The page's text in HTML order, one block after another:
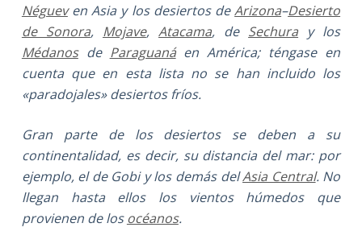
Négueven Asia y los desiertos deArizona–Desierto
de Sonora, Mojave,Atacama, de Sechura y los
Médanosde Paraguanáen América; téngase en
cuenta que en esta lista no se han incluido los
«paradojales» desiertos fríos.
Gran parte de los desiertos se deben a su
continentalidad, es decir, su distancia del mar: por
ejemplo, el de Gobi y los demás delAsia Central. No
llegan hasta ellos los vientos húmedos que
provienen de losocéanos.